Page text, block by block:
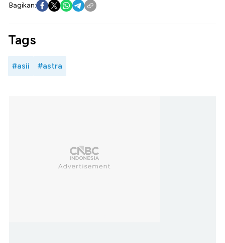
Bagikan:
Tags
#asii #astra